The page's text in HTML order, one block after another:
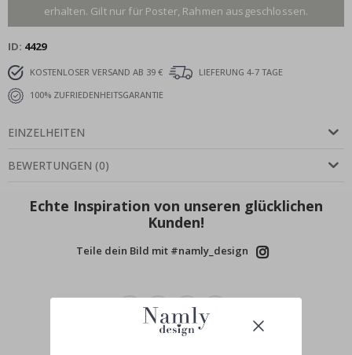
erhalten. Gilt nur für Poster, Rahmen ausgeschlossen.
ID 4429
KOSTENLOSER VERSAND AB 39 €
LIEFERUNG 4-7 TAGE
100% ZUFRIEDENHEITSGARANTIE
EINZELHEITEN
BEWERTUNGEN (0)
Echte Inspiration von unseren glücklichen
Kunden!
Teile dein Bild mit #namly_design